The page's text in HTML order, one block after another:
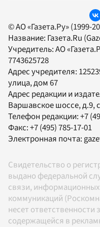
© АО «Газета.Ру» (1999-
Название: Газета.Ru
Учредитель:АО
7743625728
Адрес учредителя:
улица, дом 67
Адрес редакции и
Варшавское шоссе, д.9,
Телефон редакции:+7
Факс:+7 (495) 785-17-01
Электронная почта:
Свидетельство о
выдано федеральной
связи,
коммуникаций
несет
содержащейся в